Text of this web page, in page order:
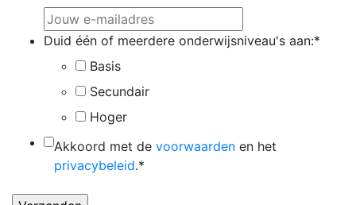
Duid één of meerdere onderwijsniveau's aan:*
Basis
Secundair
Hoger
* Akkoord met de voorwaarden en het
privacybeleid.*